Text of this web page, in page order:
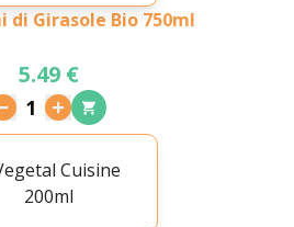
di Girasole Bio 750ml
5.49 €
1